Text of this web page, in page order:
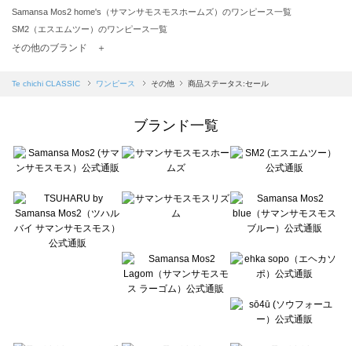
Samansa Mos2 home's（サマンサモスモスホームズ）のワンピース一覧
SM2（エスエムツー）のワンピース一覧
TSUHARU by Samansa Mos2（ツハルバイサマンサモスモス）のワンピース一覧
Samansa Mos2 blue（サマンサモスモス ブルー）のワンピース一覧
sō4ū（ソウフォーユー）のワンピース一覧
Te chichi（テチチ）のワンピース一覧
Te chichi CLASSIC（テチチ クラシック）のワンピース一覧
Lugnoncure（ルノンキュール）のワンピース一覧
BETTY'S BLUE（べティーズブルー）のワンピース一覧
Wpc.（ワールドパーティー）のワンピース一覧
その他のブランド ＋
Te chichi CLASSIC ワンピース その他 商品ステータス:セール
ブランド一覧